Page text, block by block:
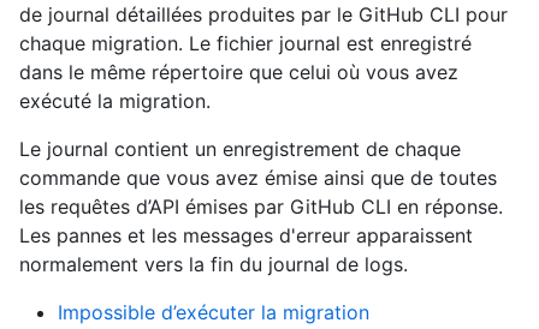
de journal détaillées produites par le GitHub CLI pour
chaque migration. Le fichier journal est enregistré
dans le même répertoire que celui où vous avez
exécuté la migration.
Le journal contient un enregistrement de chaque
commande que vous avez émise ainsi que de toutes
les requêtes d’API émises par GitHub CLI en réponse.
Les pannes et les messages d'erreur apparaissent
normalement vers la fin du journal de logs.
Impossible d’exécuter la migration